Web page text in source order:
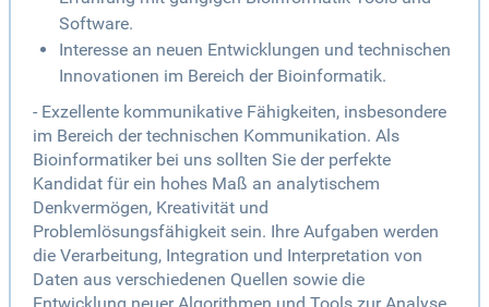
Software.
Interesse an neuen Entwicklungen und technischen
Innovationen im Bereich der Bioinformatik.
- Exzellente kommunikative Fähigkeiten, insbesondere
im Bereich der technischen Kommunikation. Als
Bioinformatiker bei uns sollten Sie der perfekte
Kandidat für ein hohes Maß an analytischem
Denkvermögen, Kreativität und
Problemlösungsfähigkeit sein. Ihre Aufgaben werden
die Verarbeitung, Integration und Interpretation von
Daten aus verschiedenen Quellen sowie die